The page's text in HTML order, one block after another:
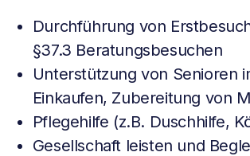
Durchführung von
§37.3 Beratungsbesuchen
Unterstützung von Senioren
Einkaufen, Zubereitung von
Pflegehilfe (z.B. Duschhilfe,
Gesellschaft leisten und